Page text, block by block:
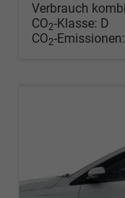
Verbrauch
CO2-Klasse: D
CO2-Emissionen: